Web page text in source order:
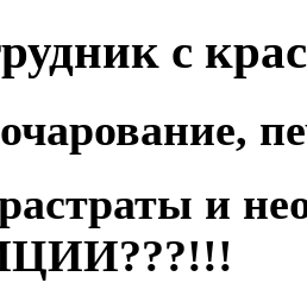
с
,
и
???!!!